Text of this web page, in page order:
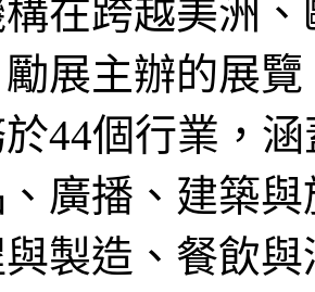
在跨越美洲
展主辦的展
44個行業，
廣播、建築
製造、餐飲